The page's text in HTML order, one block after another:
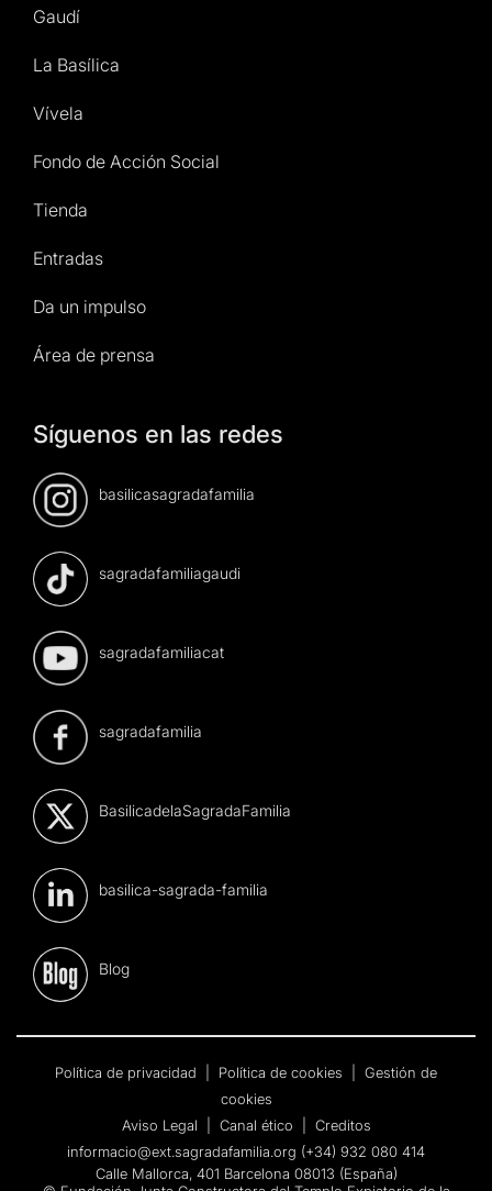
Gaudí
La Basílica
Vívela
Fondo de Acción Social
Tienda
Entradas
Da un impulso
Área de prensa
Síguenos en las redes
basilicasagradafamilia
sagradafamiliagaudi
sagradafamiliacat
sagradafamilia
BasilicadelaSagradaFamilia
basilica-sagrada-familia
Blog
Política de privacidad Política de cookies
Gestión de
cookies
Aviso Legal
Canal ético
Creditos
informacio@ext.sagradafamilia.org (+34) 932 080 414
Calle Mallorca, 401 Barcelona 08013 (España)